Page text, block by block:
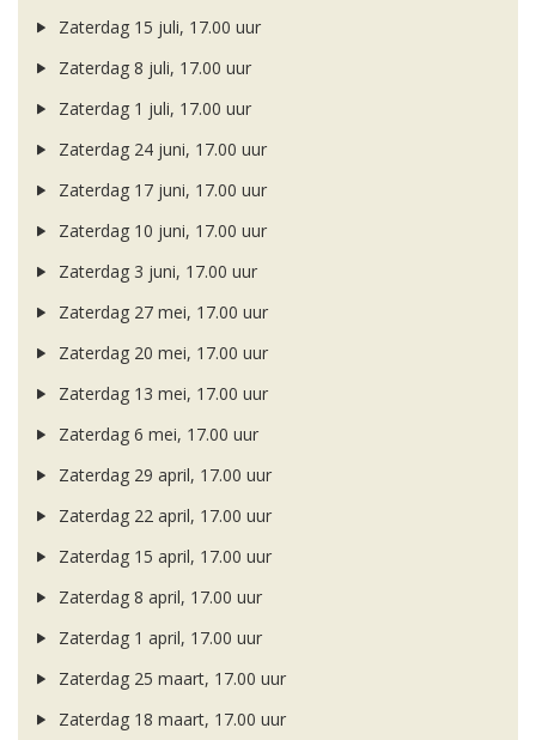
Zaterdag 15 juli, 17.00 uur
Zaterdag 8 juli, 17.00 uur
Zaterdag 1 juli, 17.00 uur
Zaterdag 24 juni, 17.00 uur
Zaterdag 17 juni, 17.00 uur
Zaterdag 10 juni, 17.00 uur
Zaterdag 3 juni, 17.00 uur
Zaterdag 27 mei, 17.00 uur
Zaterdag 20 mei, 17.00 uur
Zaterdag 13 mei, 17.00 uur
Zaterdag 6 mei, 17.00 uur
Zaterdag 29 april, 17.00 uur
Zaterdag 22 april, 17.00 uur
Zaterdag 15 april, 17.00 uur
Zaterdag 8 april, 17.00 uur
Zaterdag 1 april, 17.00 uur
Zaterdag 25 maart, 17.00 uur
Zaterdag 18 maart, 17.00 uur